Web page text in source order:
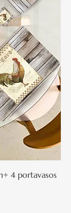
4 portavasos